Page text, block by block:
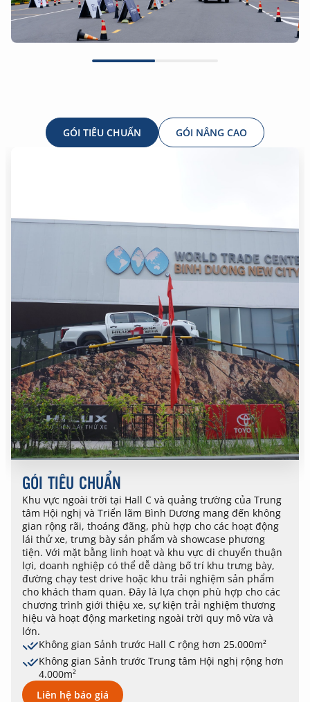
GÓI TIÊU CHUẨN GÓI NÂNG CAO
GÓI TIÊU CHUẨN
Khu vực ngoài trời tại Hall C và quảng trường của Trung
tâm Hội nghị và Triển lãm Bình Dương mang đến không
gian rộng rãi, thoáng đãng, phù hợp cho các hoạt động
lái thử xe, trưng bày sản phẩm và showcase phương
tiện. Với mặt bằng linh hoạt và khu vực di chuyển thuận
lợi, doanh nghiệp có thể dễ dàng bố trí khu trưng bày,
đường chạy test drive hoặc khu trải nghiệm sản phẩm
cho khách tham quan. Đây là lựa chọn phù hợp cho các
chương trình giới thiệu xe, sự kiện trải nghiệm thương
hiệu và hoạt động marketing ngoài trời quy mô vừa và
lớn.
Không gian Sảnh trước Hall C rộng hơn 25.000m²
Không gian Sảnh trước Trung tâm Hội nghị rộng hơn
4.000m²
Liên hệ báo giá